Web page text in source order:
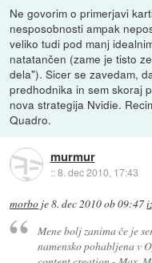
Ne govorim o primerjavi
nesposobnosti ampak
veliko tudi pod manj
natatančen (zame je tisto
dela"). Sicer se zavedam,
predhodnika in sem skoraj
nova strategija Nvidie.
Quadro.
murmur
::8. dec 2010, 17:43
morbo je8. dec 2010 ob 09:47
Mene bolj zanima če je
namensko pohabljena v